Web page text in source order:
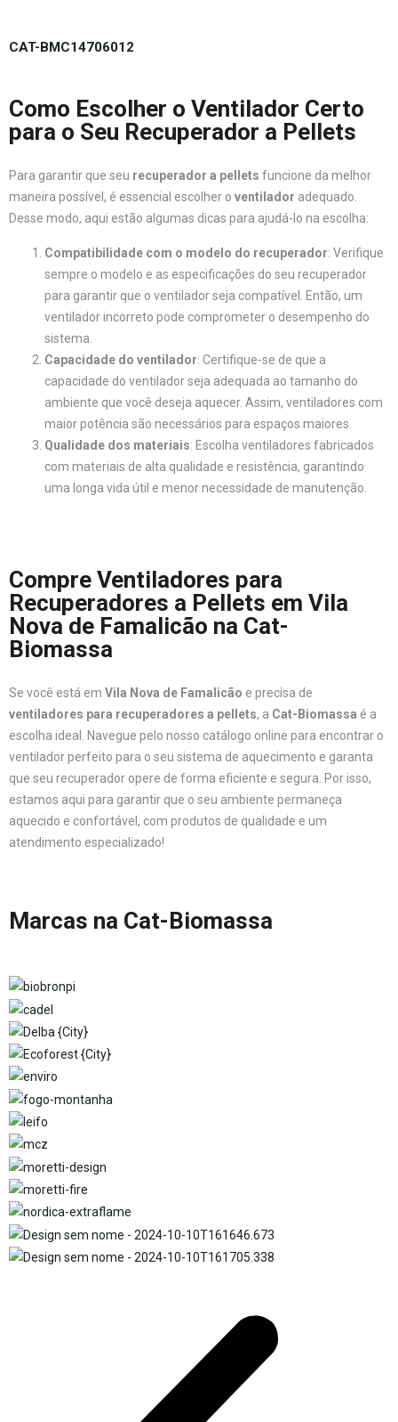
CAT-BMC14706012
Como Escolher o Ventilador Certo
para o Seu Recuperador a Pellets
Para garantir que seu recuperador a pellets funcione da melhor
maneira possível, é essencial escolher o ventilador adequado.
Desse modo, aqui estão algumas dicas para ajudá-lo na escolha:
Compatibilidade com o modelo do recuperador: Verifique
sempre o modelo e as especificações do seu recuperador
para garantir que o ventilador seja compatível. Então, um
ventilador incorreto pode comprometer o desempenho do
sistema.
Capacidade do ventilador: Certifique-se de que a
capacidade do ventilador seja adequada ao tamanho do
ambiente que você deseja aquecer. Assim, ventiladores com
maior potência são necessários para espaços maiores.
Qualidade dos materiais: Escolha ventiladores fabricados
com materiais de alta qualidade e resistência, garantindo
uma longa vida útil e menor necessidade de manutenção.
Compre Ventiladores para
Recuperadores a Pellets em Vila
Nova de Famalicão na Cat-
Biomassa
Se você está em Vila Nova de Famalicão e precisa de
ventiladores para recuperadores a pellets, a Cat-Biomassa é a
escolha ideal. Navegue pelo nosso catálogo online para encontrar o
ventilador perfeito para o seu sistema de aquecimento e garanta
que seu recuperador opere de forma eficiente e segura. Por isso,
estamos aqui para garantir que o seu ambiente permaneça
aquecido e confortável, com produtos de qualidade e um
atendimento especializado!
Marcas na Cat-Biomassa